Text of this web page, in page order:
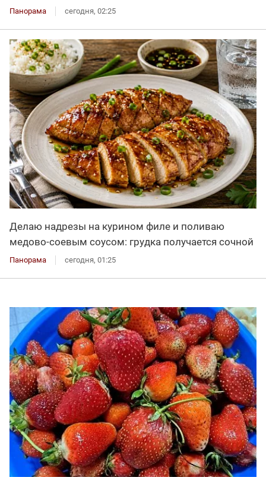
Панорама сегодня, 02:25
Делаю надрезы на курином филе и поливаю
медово-соевым соусом: грудка получается сочной
Панорама сегодня, 01:25